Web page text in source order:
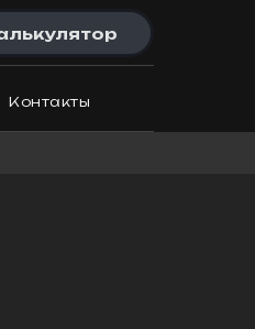
Контакты